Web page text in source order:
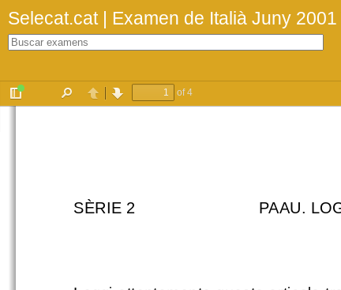
Selecat.cat | Examen de Italià Juny 2001